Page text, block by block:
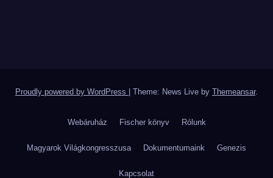
Proudly powered by WordPress Theme: News Live by Themeansar.
Webáruház Fischer könyv Rólunk
Magyarok Világkongresszusa Dokumentumaink Genezis
Kapcsolat